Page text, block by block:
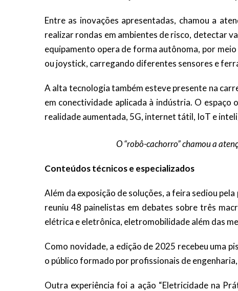
Entre as inovações apresentadas, chamou a
realizar rondas em ambientes de risco, detectar
equipamento opera de forma autônoma, por
ou joystick, carregando diferentes sensores e
A alta tecnologia também esteve presente na
em conectividade aplicada à indústria. O
realidade aumentada, 5G, internet tátil, IoT e
O “robô-cachorro” chamou a
Conteúdos técnicos e especializados
Além da exposição de soluções, a feira sediou
reuniu 48 painelistas em debates sobre três
elétrica e eletrônica, eletromobilidade além das
Como novidade, a edição de 2025 recebeu uma
o público formado por profissionais de
Outra experiência foi a ação “Eletricidade na